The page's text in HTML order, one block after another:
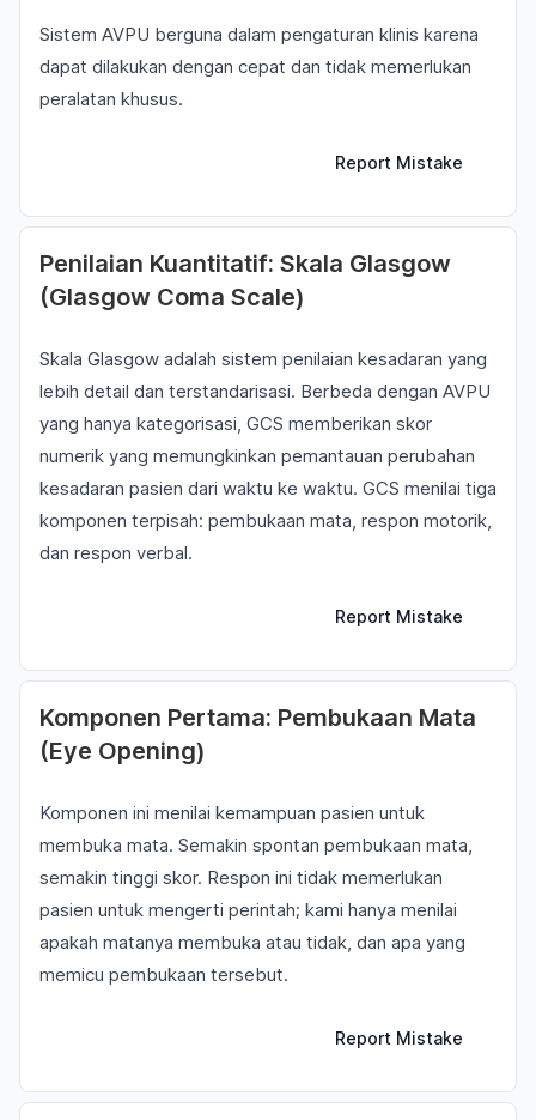
Sistem AVPU berguna dalam pengaturan klinis karena
dapat dilakukan dengan cepat dan tidak memerlukan
peralatan khusus.
Report Mistake
Penilaian Kuantitatif: Skala Glasgow
(Glasgow Coma Scale)
Skala Glasgow adalah sistem penilaian kesadaran yang
lebih detail dan terstandarisasi. Berbeda dengan AVPU
yang hanya kategorisasi, GCS memberikan skor
numerik yang memungkinkan pemantauan perubahan
kesadaran pasien dari waktu ke waktu. GCS menilai tiga
komponen terpisah: pembukaan mata, respon motorik,
dan respon verbal.
Report Mistake
Komponen Pertama: Pembukaan Mata
(Eye Opening)
Komponen ini menilai kemampuan pasien untuk
membuka mata. Semakin spontan pembukaan mata,
semakin tinggi skor. Respon ini tidak memerlukan
pasien untuk mengerti perintah; kami hanya menilai
apakah matanya membuka atau tidak, dan apa yang
memicu pembukaan tersebut.
Report Mistake